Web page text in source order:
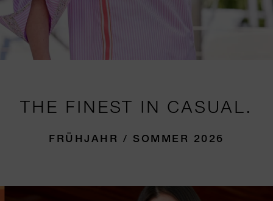
THE FINEST IN CASUAL.
FRÜHJAHR / SOMMER 2026